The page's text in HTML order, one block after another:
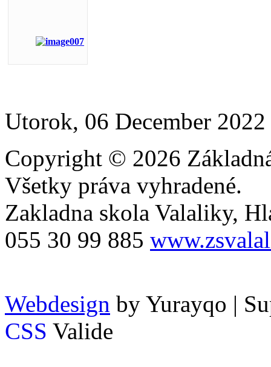
Utorok, 06 December
Copyright © 2026
Všetky práva vyhradené.
Zakladna skola Valaliky,
055 30 99 885
Webdesign by Yurayqo |
CSS Valide